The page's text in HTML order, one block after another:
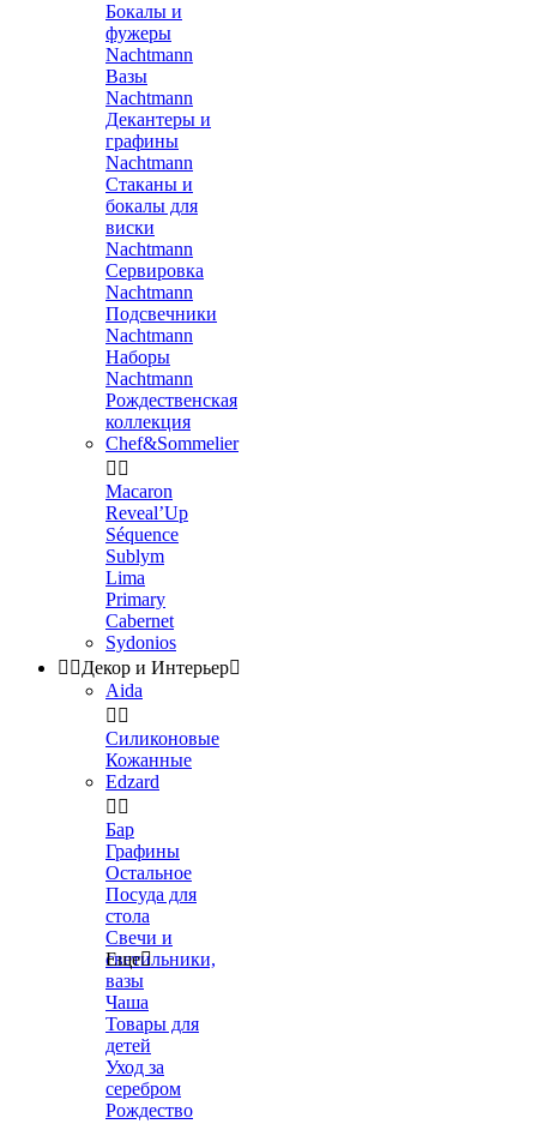
Бокалы и
фужеры
Nachtmann
Вазы
Nachtmann
Декантеры и
графины
Nachtmann
Стаканы и
бокалы для
виски
Nachtmann
Сервировка
Nachtmann
Подсвечники
Nachtmann
Наборы
Nachtmann
Рождественская
коллекция
Chef&Sommelier
 
Macaron
Reveal’Up
Séquence
Sublym
Lima
Primary
Cabernet
Sydonios
 Декор и Интерьер
Aida
 
Силиконовые
Кожанные
Edzard
 
Бар
Графины
Остальное
Посуда для
стола
Свечи и
светильники,
вазы
Чаша
Товары для
детей
Уход за
серебром
Рождество
Еще